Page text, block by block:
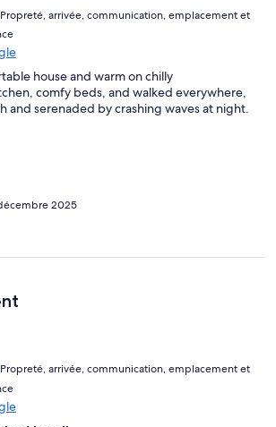
arrivée, communication, emplacement et
house and warm on chilly
comfy beds, and walked everywhere,
and serenaded by crashing waves at night.
2025
arrivée, communication, emplacement et